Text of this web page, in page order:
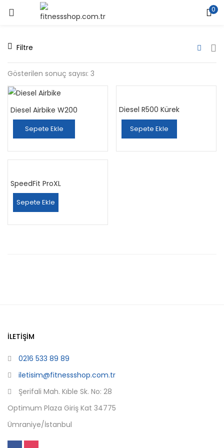
0
Filtre
Gösterilen sonuç sayısı: 3
Diesel Airbike W200
Sepete Ekle
Diesel R500 Kürek
Sepete Ekle
SpeedFit ProXL
Sepete Ekle
İLETIŞIM
0216 533 89 89
iletisim@fitnessshop.com.tr
Şerifali Mah. Kıble Sk. No: 28
Optimum Plaza Giriş Kat 34775
Ümraniye/İstanbul